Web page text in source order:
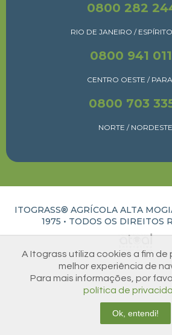
0800 282
RIO DE JANEIRO /
0800 941
CENTRO OESTE /
0800 703
NORTE / NORDESTE
ITOGRASS® AGRÍCOLA ALTA
1975 • TODOS OS DIREITOS
A Itograss utiliza cookies a fim de
melhor experiência de
Para mais informações, por
política de
Ok, entendi!